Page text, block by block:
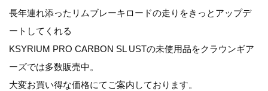
長年連れ添ったリムブレーキロードの走りをきっとアップデ
ートしてくれる
KSYRIUM PRO CARBON SL USTの未使用品をクラウンギア
ーズでは多数販売中。
大変お買い得な価格にてご案内しております。